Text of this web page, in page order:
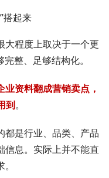
搭起来
大程度上取决于一个更
整、足够结构化。
资料翻成营销卖点，
到。
都是行业、品类、产品
信息。实际上并不能直